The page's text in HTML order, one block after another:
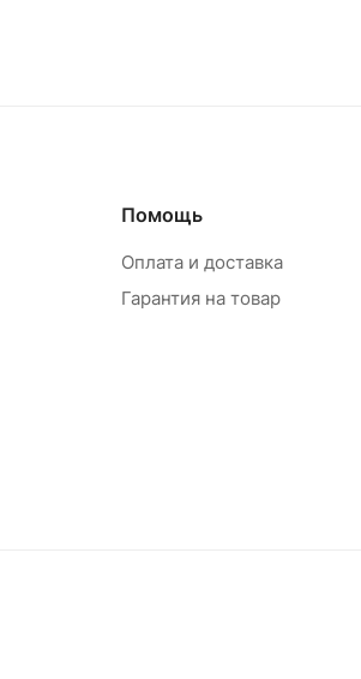
Помощь
Оплата и доставка
Гарантия на товар